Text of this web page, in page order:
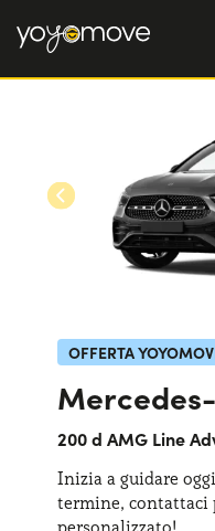
Aziende e P.IVA
OFFERTE
AUTO USATE
CHI SIAMO
Lavora con noi
PERCHÉ CONVIENE
Serve assistenza?
OFFERTA
200 d AMG Line
Inizia a guidare
termine, contattaci
personalizzato!